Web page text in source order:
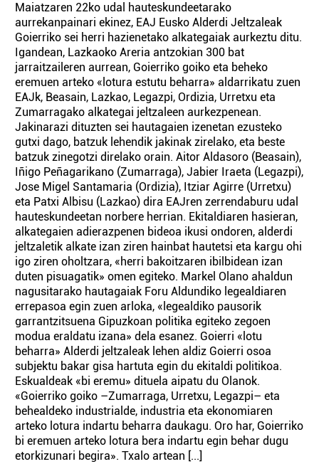
Maiatzaren 22ko udal hauteskundeetarako
aurrekanpainari ekinez, EAJ Eusko Alderdi Jeltzaleak
Goierriko sei herri hazienetako alkategaiak aurkeztu ditu.
Igandean, Lazkaoko Areria antzokian 300 bat
jarraitzaileren aurrean, Goierriko goiko eta beheko
eremuen arteko «lotura estutu beharra» aldarrikatu zuen
EAJk, Beasain, Lazkao, Legazpi, Ordizia, Urretxu eta
Zumarragako alkategai jeltzaleen aurkezpenean.
Jakinarazi dituzten sei hautagaien izenetan ezusteko
gutxi dago, batzuk lehendik jakinak zirelako, eta beste
batzuk zinegotzi direlako orain. Aitor Aldasoro (Beasain),
Iñigo Peñagarikano (Zumarraga), Jabier Iraeta (Legazpi),
Jose Migel Santamaria (Ordizia), Itziar Agirre (Urretxu)
eta Patxi Albisu (Lazkao) dira EAJren zerrendaburu udal
hauteskundeetan norbere herrian. Ekitaldiaren hasieran,
alkategaien adierazpenen bideoa ikusi ondoren, alderdi
jeltzaletik alkate izan ziren hainbat hautetsi eta kargu ohi
igo ziren oholtzara, «herri bakoitzaren ibilbidean izan
duten pisuagatik» omen egiteko. Markel Olano ahaldun
nagusitarako hautagaiak Foru Aldundiko legealdiaren
errepasoa egin zuen arloka, «legealdiko pausorik
garrantzitsuena Gipuzkoan politika egiteko zegoen
modua eraldatu izana» dela esanez. Goierri «lotu
beharra» Alderdi jeltzaleak lehen aldiz Goierri osoa
subjektu bakar gisa hartuta egin du ekitaldi politikoa.
Eskualdeak «bi eremu» dituela aipatu du Olanok.
«Goierriko goiko –Zumarraga, Urretxu, Legazpi– eta
behealdeko industrialde, industria eta ekonomiaren
arteko lotura indartu beharra daukagu. Oro har, Goierriko
bi eremuen arteko lotura bera indartu egin behar dugu
etorkizunari begira». Txalo artean [...]